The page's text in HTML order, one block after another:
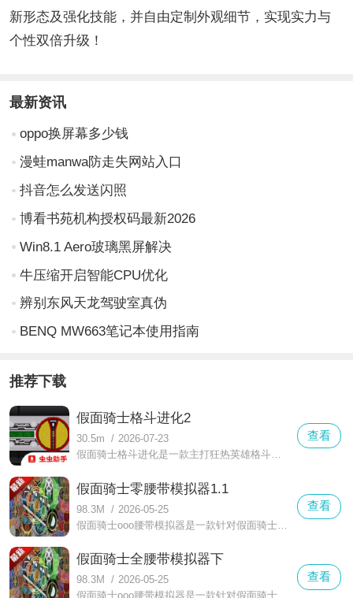
新形态及强化技能，并自由定制外观细节，实现实力与
个性双倍升级！
最新资讯
oppo换屏幕多少钱
漫蛙manwa防走失网站入口
抖音怎么发送闪照
博看书苑机构授权码最新2026
Win8.1 Aero玻璃黑屏解决
牛压缩开启智能CPU优化
辨别东风天龙驾驶室真伪
BENQ MW663笔记本使用指南
推荐下载
假面骑士格斗进化2
30.5m / 2026-07-23
假面骑士格斗进化是一款主打狂热英雄格斗对抗的动作作品，深度还原假面骑士系列的热血世界观，逐步踏上强者之路想要发挥假面骑士的真正力量，击败一个个邪恶敌人，关键在于不断熟悉操作技巧，从基础的拳脚连招到特殊技能的释放时机，再到形态切换的策略运用，每一次练习都能让战斗表现更上一层楼，在激烈的对抗中感受动作格斗的爽快与成就感。
查看
假面骑士零腰带模拟器1.1
98.3M / 2026-05-25
假面骑士ooo腰带模拟器是一款针对假面骑士ooo粉丝群体精心打造的高专业度、高还原度的假面骑士ooo腰带变身模拟工具，凭借极致的细节复刻在众多骑士模拟类作品中拥有极高的口碑和人气。这款游戏全方位精准复刻了经典的ooo变身驱动器的整体外观造型、专属的操作运行逻辑以及原汁原味的视听体验，最大程度还原了特摄剧中原版腰带的真实使用质感。
查看
假面骑士全腰带模拟器下
98.3M / 2026-05-25
假面骑士ooo腰带模拟器是一款针对假面骑士ooo粉丝群体精心打造的高专业度、高还原度的假面骑士ooo腰带变身模拟工具，凭借极致的细节复刻在众多骑士模拟类作品中拥有极高的口碑和人气。这款游戏全方位精准复刻了经典的ooo变身驱动器的整体外观造型、专属的操作运行逻辑以及原汁原味的视听体验，最大程度还原了特摄剧中原版腰带的真实使用质感。
查看